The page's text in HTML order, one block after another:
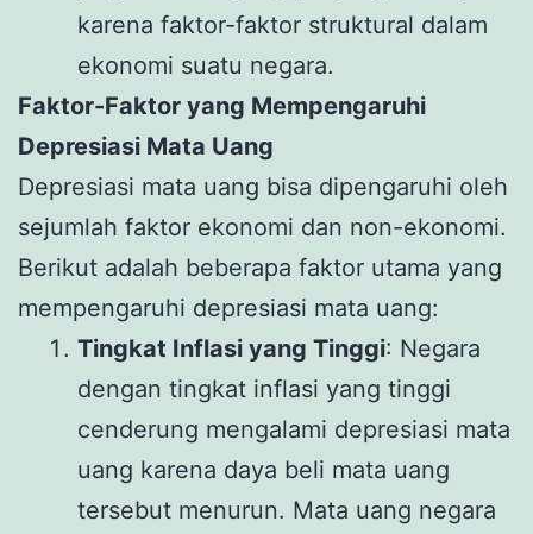
karena faktor-faktor struktural dalam
ekonomi suatu negara.
Faktor-Faktor yang Mempengaruhi
Depresiasi Mata Uang
Depresiasi mata uang bisa dipengaruhi oleh
sejumlah faktor ekonomi dan non-ekonomi.
Berikut adalah beberapa faktor utama yang
mempengaruhi depresiasi mata uang:
Tingkat Inflasi yang Tinggi: Negara
dengan tingkat inflasi yang tinggi
cenderung mengalami depresiasi mata
uang karena daya beli mata uang
tersebut menurun. Mata uang negara